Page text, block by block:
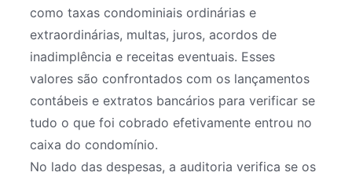
como taxas condominiais ordinárias e
extraordinárias, multas, juros, acordos de
inadimplência e receitas eventuais. Esses
valores são confrontados com os lançamentos
contábeis e extratos bancários para verificar se
tudo o que foi cobrado efetivamente entrou no
caixa do condomínio.
No lado das despesas, a auditoria verifica se os